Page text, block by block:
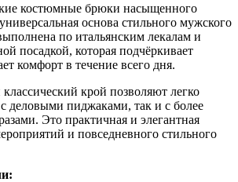
костюмные брюки насыщенного
основа стильного мужского
по итальянским лекалам и
посадкой, которая подчёркивает
комфорт в течение всего дня.
крой позволяют легко
деловыми пиджаками, так и с более
Это практичная и элегантная
и повседневного стильного